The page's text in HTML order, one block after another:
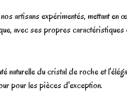
artisans expérimentés, mettant
avec ses propres
naturelle du cristal de roche et
pour les pièces d'exception.